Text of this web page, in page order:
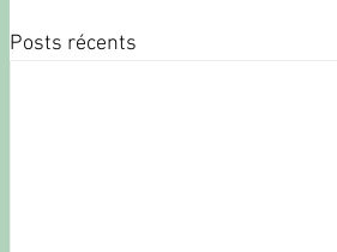
Posts récents